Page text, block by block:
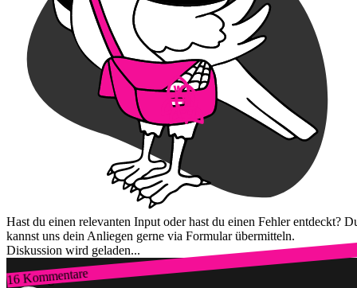
Hast du einen relevanten Input oder hast du einen Fehler entdeckt?
kannst uns dein Anliegen gerne via Formular übermitteln.
Diskussion wird geladen...
16 Kommentare
Zum Login